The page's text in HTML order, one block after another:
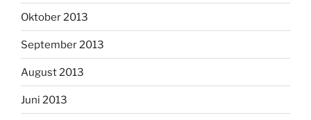
Oktober 2013
September 2013
August 2013
Juni 2013